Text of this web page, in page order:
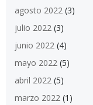
agosto 2022 (3)
julio 2022 (3)
junio 2022 (4)
mayo 2022 (5)
abril 2022 (5)
marzo 2022 (1)